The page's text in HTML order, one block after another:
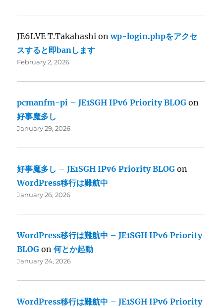
JE6LVE T.Takahashi onwp-login.phpをアクセ
スすると即banします
February 2, 2026
pcmanfm-pi – JE1SGH IPv6 Priority BLOG on
好事魔多し
January 29, 2026
好事魔多し – JE1SGH IPv6 Priority BLOG on
WordPress移行は難航中
January 26, 2026
WordPress移行は難航中 – JE1SGH IPv6 Priority
BLOG on何とか起動
January 24, 2026
WordPress移行は難航中 – JE1SGH IPv6 Priority